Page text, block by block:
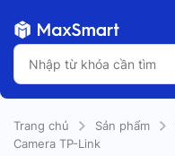
Trang chủ Sản phẩm
Camera TP-Link